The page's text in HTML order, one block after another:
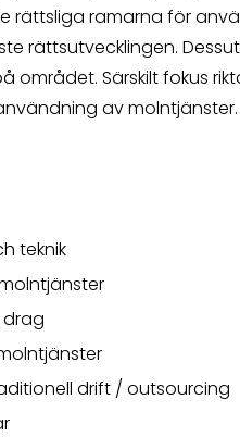
rättsliga ramarna för
rättsutvecklingen.
området. Särskilt fokus
av molntjänster.
teknik
drag
drift / outsourcing